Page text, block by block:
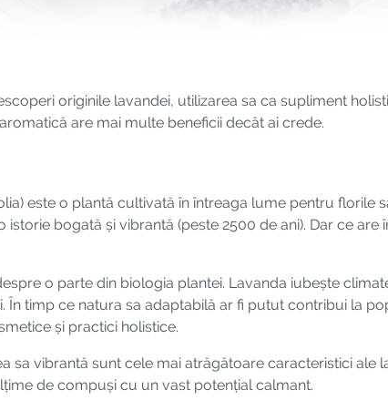
originile lavandei, utilizarea sa ca supliment
are mai multe beneficii decât ai crede.
este o plantă cultivată în întreaga lume pentru florile
istorie bogată și vibrantă (peste 2500 de ani). Dar ce
o parte din biologia plantei. Lavanda iubește
În timp ce natura sa adaptabilă ar fi putut contribui la
și practici holistice.
sa vibrantă sunt cele mai atrăgătoare caracteristici
de compuși cu un vast potențial calmant.